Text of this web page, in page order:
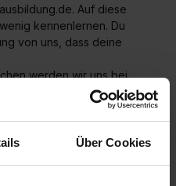
Über Cookies
Auf diese
kennenlernen. Du
von uns, dass deine
werden wir uns bei
Seiten passt, dich zu
einladen. Wir sind